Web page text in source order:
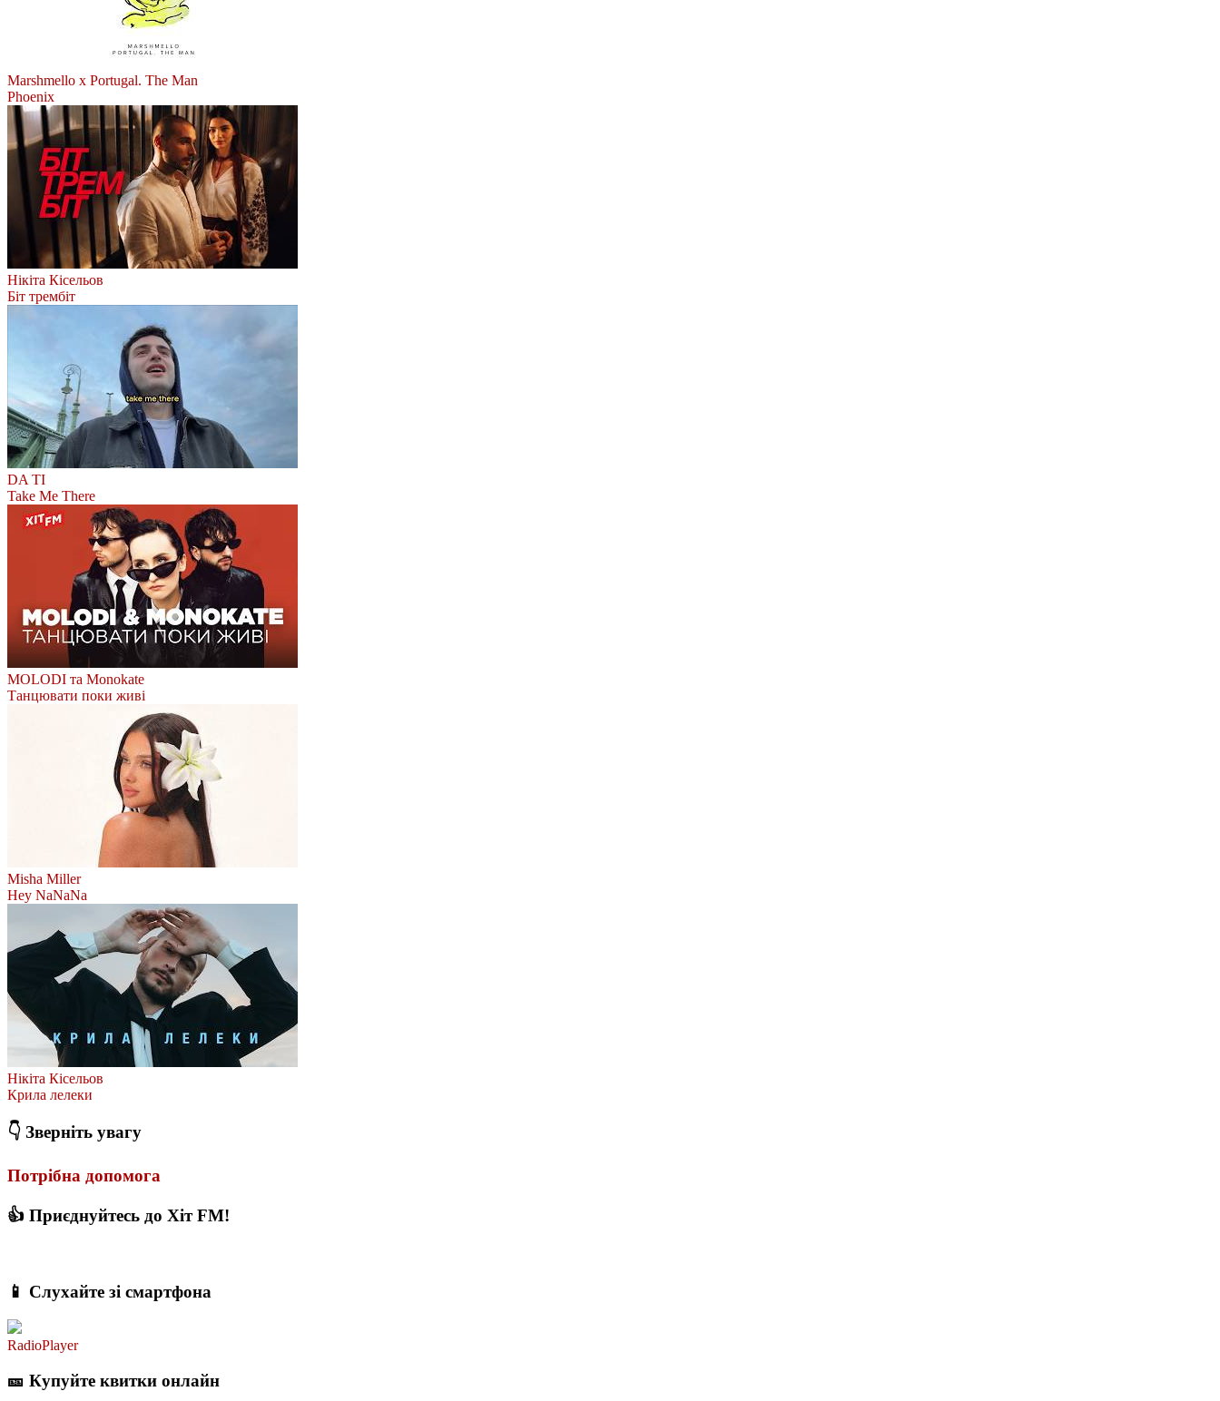
Marshmello x Portugal. The Man
Phoenix
Нікіта Кісельов
Біт трембіт
DA TI
Take Me There
MOLODI та Monokate
Танцювати поки живі
Misha Miller
Hey NaNaNa
Нікіта Кісельов
Крила лелеки
👇 Зверніть увагу
Потрібна допомога
👍 Приєднуйтесь до Хіт FM!
📱 Слухайте зі смартфона
RadioPlayer
🎫 Купуйте квитки онлайн